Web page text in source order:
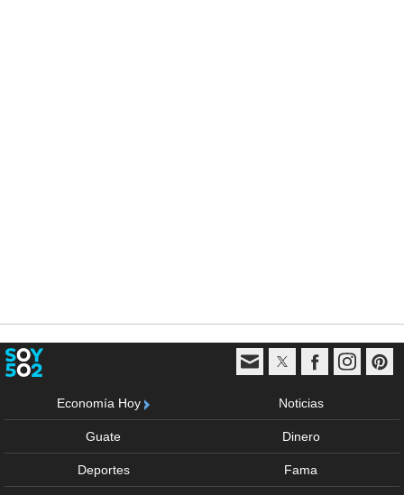
Economía Hoy Noticias
Guate Dinero
Deportes Fama